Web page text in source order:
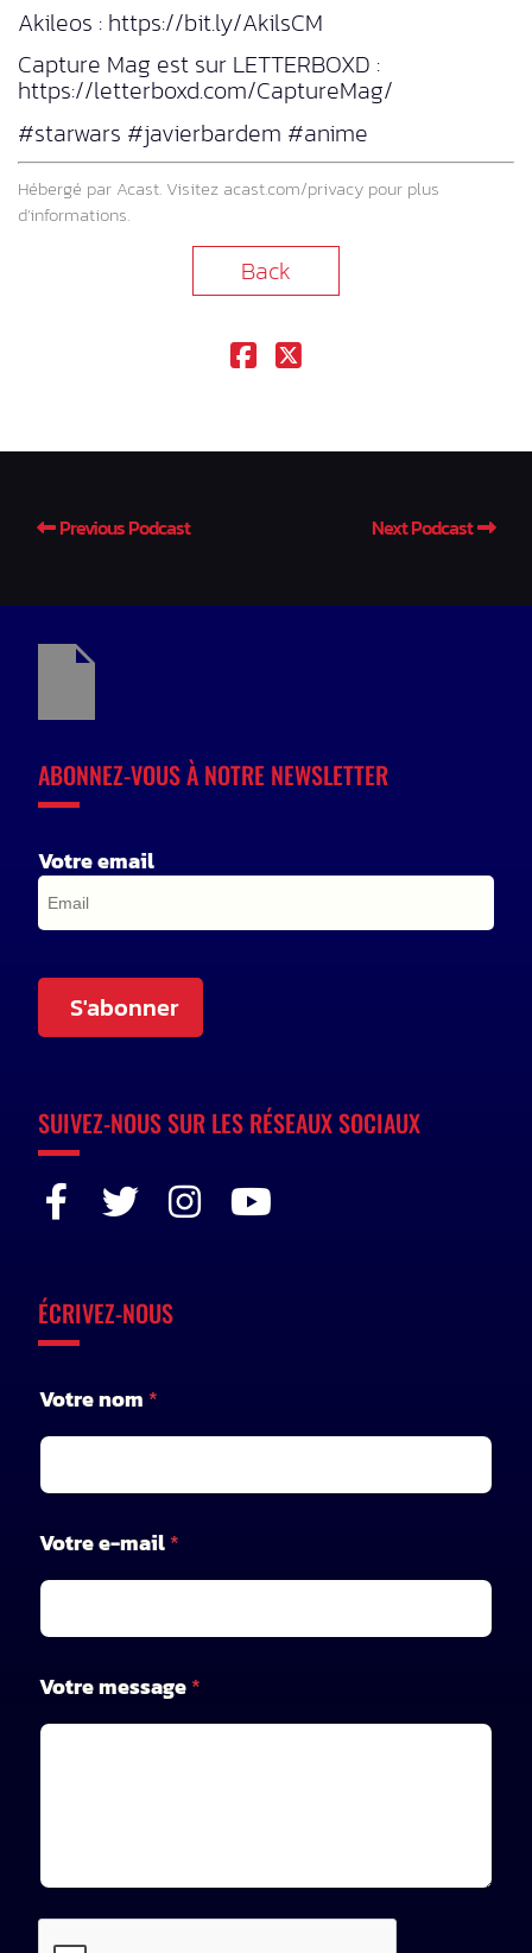
Akileos : https://bit.ly/AkilsCM
Capture Mag est sur LETTERBOXD :
https://letterboxd.com/CaptureMag/
#starwars #javierbardem #anime
Hébergé par Acast. Visitez acast.com/privacy pour plus
d’informations.
Back
Previous Podcast Next Podcast
ABONNEZ-VOUS À NOTRE NEWSLETTER
Votre email
S'abonner
SUIVEZ-NOUS SUR LES RÉSEAUX SOCIAUX
ÉCRIVEZ-NOUS
m
e
s
g
e
V
t
e
Votre nom *
Votre e-mail*
Votre message*